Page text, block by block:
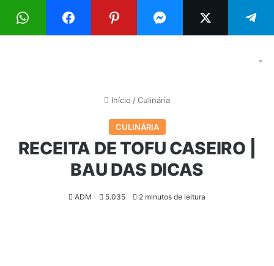
Menu
-
Início /Culinária
CULINÁRIA
RECEITA DE TOFU CASEIRO |
BAU DAS DICAS
ADM 5.035 2 minutos de leitura